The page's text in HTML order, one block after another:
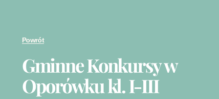
Powrót
Gminne Konkursy w
Oporówku kl. I-III